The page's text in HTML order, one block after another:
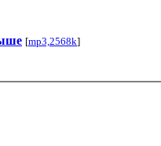
[mp3,2568k]